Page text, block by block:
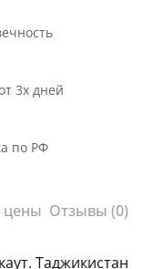
3х дней
по РФ
цены Отзывы (0)
Таджикистан